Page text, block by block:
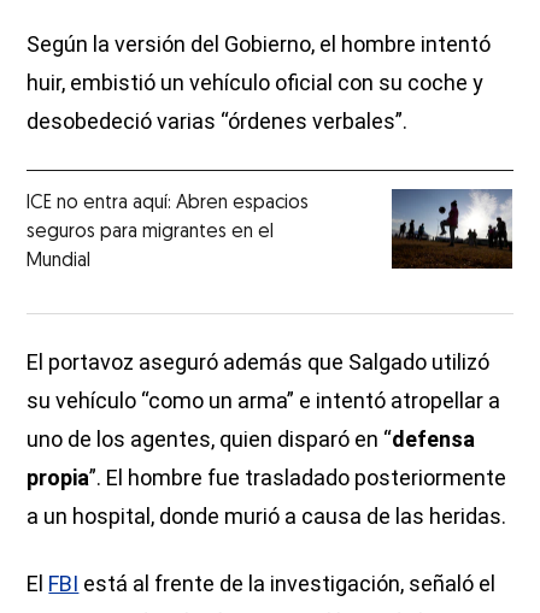
Según la versión del Gobierno, el hombre intentó
huir, embistió un vehículo oficial con su coche y
desobedeció varias “órdenes verbales”.
ICE no entra aquí: Abren espacios
seguros para migrantes en el
Mundial
El portavoz aseguró además que Salgado utilizó
su vehículo “como un arma” e intentó atropellar a
uno de los agentes, quien disparó en “defensa
propia”. El hombre fue trasladado posteriormente
a un hospital, donde murió a causa de las heridas.
El FBI está al frente de la investigación, señaló el